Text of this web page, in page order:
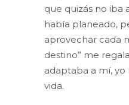
que quizás no iba
había planeado,
aprovechar cada
destino” me
adaptaba a mí,
vida.